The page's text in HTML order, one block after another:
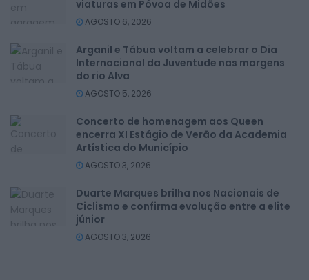
viaturas em Póvoa de Midões
AGOSTO 6, 2026
Arganil e Tábua voltam a celebrar o Dia
Internacional da Juventude nas margens
do rio Alva
AGOSTO 5, 2026
Concerto de homenagem aos Queen
encerra XI Estágio de Verão da Academia
Artística do Município
AGOSTO 3, 2026
Duarte Marques brilha nos Nacionais de
Ciclismo e confirma evolução entre a elite
júnior
AGOSTO 3, 2026